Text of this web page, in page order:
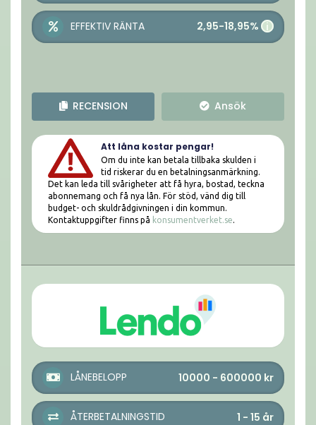
EFFEKTIV RÄNTA 2,95-18,95% i
RECENSION Ansök
Att låna kostar pengar!
Om du inte kan betala tillbaka skulden i
tid riskerar du en betalningsanmärkning.
Det kan leda till svårigheter att få hyra, bostad, teckna
abonnemang och få nya lån. För stöd, vänd dig till
budget- och skuldrådgivningen i din kommun.
Kontaktuppgifter finns på konsumentverket.se.
LÅNEBELOPP 10000 - 600000 kr
ÅTERBETALNINGSTID 1 - 15 år